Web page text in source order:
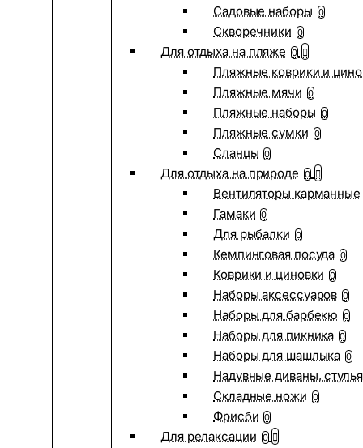
Садовые наборы 0
Скворечники 0
Для отдыха на пляже 0
Пляжные коврики и
Пляжные мячи 0
Пляжные наборы 0
Пляжные сумки 0
Сланцы 0
Для отдыха на природе 0
Вентиляторы карманные
Гамаки 0
Для рыбалки 0
Кемпинговая посуда 0
Коврики и циновки 0
Наборы аксессуаров 0
Наборы для барбекю 0
Наборы для пикника 0
Наборы для шашлыка 0
Надувные диваны, стулья
Складные ножи 0
Фрисби 0
Для релаксации 0